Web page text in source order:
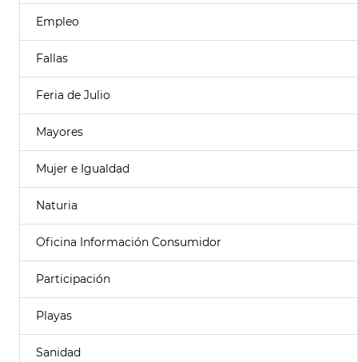
Empleo
Fallas
Feria de Julio
Mayores
Mujer e Igualdad
Naturia
Oficina Información Consumidor
Participación
Playas
Sanidad